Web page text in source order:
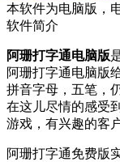
本软件为电脑版，
软件简介
阿珊打字通电脑版
阿珊打字通电脑版
拼音字母，五笔，
在这儿尽情的感受
游戏，有兴趣的客
阿珊打字通免费版